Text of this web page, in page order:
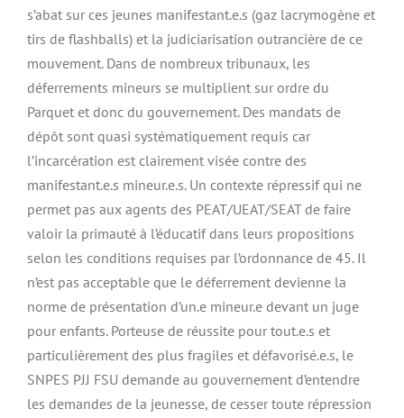
s’abat sur ces jeunes manifestant.e.s (gaz lacrymogène et
tirs de flashballs) et la judiciarisation outrancière de ce
mouvement. Dans de nombreux tribunaux, les
déferrements mineurs se multiplient sur ordre du
Parquet et donc du gouvernement. Des mandats de
dépôt sont quasi systématiquement requis car
l’incarcération est clairement visée contre des
manifestant.e.s mineur.e.s. Un contexte répressif qui ne
permet pas aux agents des PEAT/UEAT/SEAT de faire
valoir la primauté à l’éducatif dans leurs propositions
selon les conditions requises par l’ordonnance de 45. Il
n’est pas acceptable que le déferrement devienne la
norme de présentation d’un.e mineur.e devant un juge
pour enfants. Porteuse de réussite pour tout.e.s et
particulièrement des plus fragiles et défavorisé.e.s, le
SNPES PJJ FSU demande au gouvernement d’entendre
les demandes de la jeunesse, de cesser toute répression